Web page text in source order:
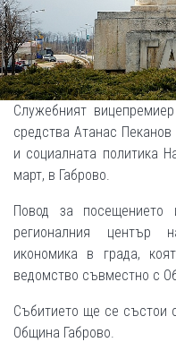
Служебният
средства Атанас
и социалната политика
март, в Габрово.
Повод за
регионалния център
икономика в града,
ведомство съвместно с
Събитието ще се състои
Община Габрово.